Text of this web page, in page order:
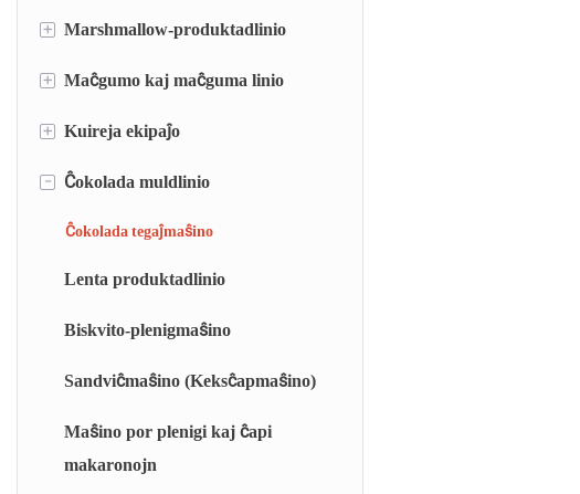
Karamela depona linio
Molaj bombonoj ŝmirformlinio
Maĉeblaj bombonoj tranĉantaj kaj
+ Marshmallow-produktadlinio
Deponita sukergumaĵlinio
Elstarigita sukergumaĵlinio
+ Maĉgumo kaj maĉguma linio
Kusena maĉgumlinio
Kavaĵa maĉgumlinio
+ Kuireja ekipaĵo
Aŭtomata peza sistemo (AWS)
Rapida dissolva sistemo (RDS)
Fulmkamera kuirilo (FCC)
Rotorkuirilo (RT)
Kontinua Ĵeleo/Marshmallow-Kuirilo
- Ĉokolada muldlinio
Ĉokolada tegaĵmaŝino
Lenta produktadlinio
Biskvito-plenigmaŝino
Sandviĉmaŝino (Keksĉapmaŝino)
Maŝino por plenigi kaj ĉapi
makaronojn